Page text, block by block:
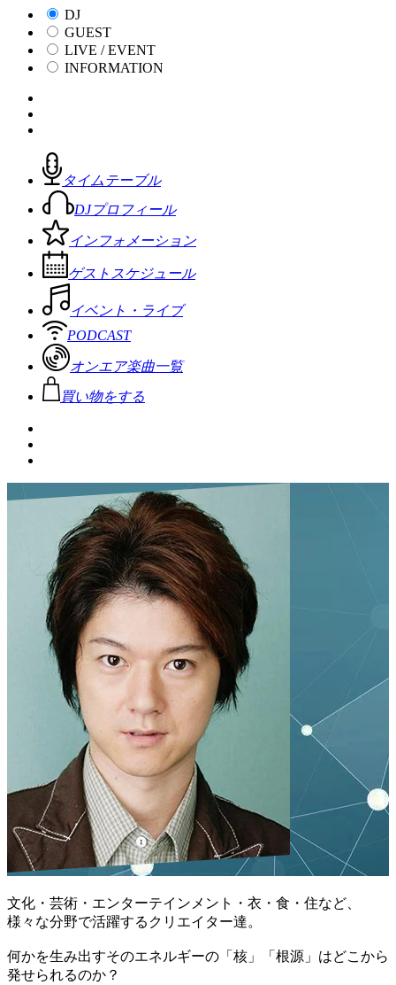
DJ
GUEST
LIVE / EVENT
INFORMATION
タイムテーブル
DJプロフィール
インフォメーション
ゲストスケジュール
イベント・ライブ
PODCAST
オンエア楽曲一覧
買い物をする
文化・芸術・エンターテインメント・衣・食・住など、
様々な分野で活躍するクリエイター達。
何かを生み出すそのエネルギーの「核」「根源」はどこから
発せられるのか？